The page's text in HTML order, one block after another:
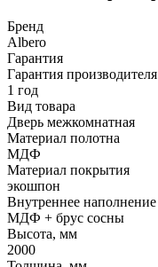
Бренд
Albero
Гарантия
Гарантия производителя
1 год
Вид товара
Дверь межкомнатная
Материал полотна
МДФ
Материал покрытия
экошпон
Внутреннее наполнение
МДФ + брус сосны
Высота, мм
2000